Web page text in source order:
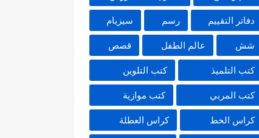
دفاتر التقييم رسم سيزيام
شش عالم الطفل قصص
كتب التلميذ كتب التلوين
كتب المربي كتب موازية
كراس الخط كراس العطلة